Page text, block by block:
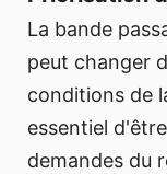
La bande
peut changer
conditions de
essentiel
demandes du